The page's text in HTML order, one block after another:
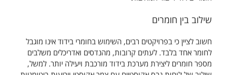
שילוב בין חומרים
חשוב לציין כי בפרויקטים רבים, השימוש בחומרי בידוד אינו מוגבל
לחומר אחד בלבד. לעתים קרובות, מהנדסים ואדריכלים משלבים
מספר חומרים ליצירת מערכת בידוד מורכבת ויעילה יותר. למשל,